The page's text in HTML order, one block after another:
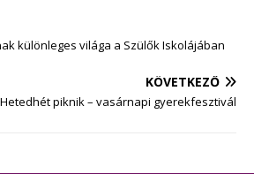
különleges világa a Szülők Iskolájában
KÖVETKEZŐ
Hetedhét piknik – vasárnapi gyerekfesztivál